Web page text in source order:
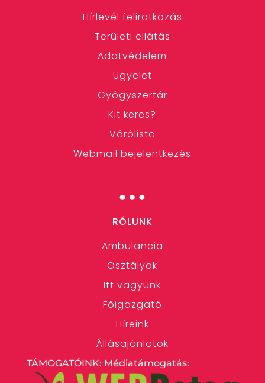
Hírlevél feliratkozás
Területi ellátás
Adatvédelem
Ügyelet
Gyógyszertár
Kit keres?
Várólista
Webmail bejelentkezés
…
RÓLUNK
Ambulancia
Osztályok
Itt vagyunk
Főigazgató
Híreink
Állásajánlatok
TÁMOGATÓINK: Médiatámogatás: